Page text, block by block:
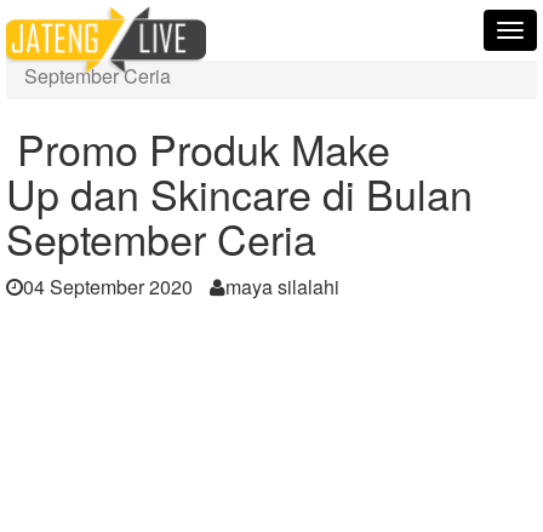
Home
Berita
Promo Produk Make Up dan Skincare di Bulan
September Ceria
Promo Produk Make
Up dan Skincare di Bulan
September Ceria
04 September 2020 maya silalahi